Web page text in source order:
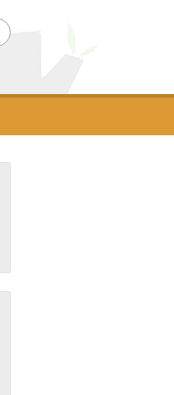
Buscar